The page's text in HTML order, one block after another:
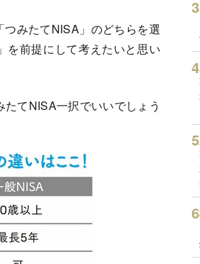
みたてNISA」のどちらを選
を前提にして考えたいと思い
てNISA一択でいいでしょう